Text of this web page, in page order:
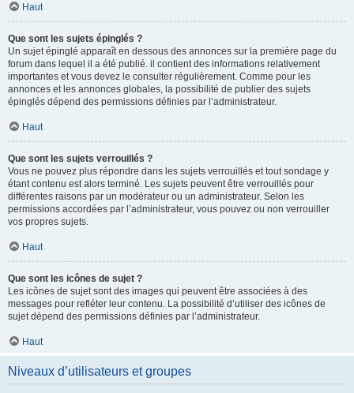
Haut
Que sont les sujets épinglés ?
Un sujet épinglé apparaît en dessous des annonces sur la première page du
forum dans lequel il a été publié. il contient des informations relativement
importantes et vous devez le consulter régulièrement. Comme pour les
annonces et les annonces globales, la possibilité de publier des sujets
épinglés dépend des permissions définies par l’administrateur.
Haut
Que sont les sujets verrouillés ?
Vous ne pouvez plus répondre dans les sujets verrouillés et tout sondage y
étant contenu est alors terminé. Les sujets peuvent être verrouillés pour
différentes raisons par un modérateur ou un administrateur. Selon les
permissions accordées par l’administrateur, vous pouvez ou non verrouiller
vos propres sujets.
Haut
Que sont les icônes de sujet ?
Les icônes de sujet sont des images qui peuvent être associées à des
messages pour refléter leur contenu. La possibilité d’utiliser des icônes de
sujet dépend des permissions définies par l’administrateur.
Haut
Niveaux d’utilisateurs et groupes